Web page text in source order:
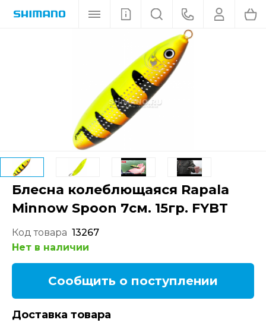
Блесна колеблющаяся Rapala
Minnow Spoon 7см. 15гр. FYBT
Код товара 13267
Нет в наличии
Сообщить о поступлении
Доставка товара